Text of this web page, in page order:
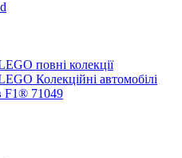
повні колекції
Колекційні автомобілі
F1® 71049